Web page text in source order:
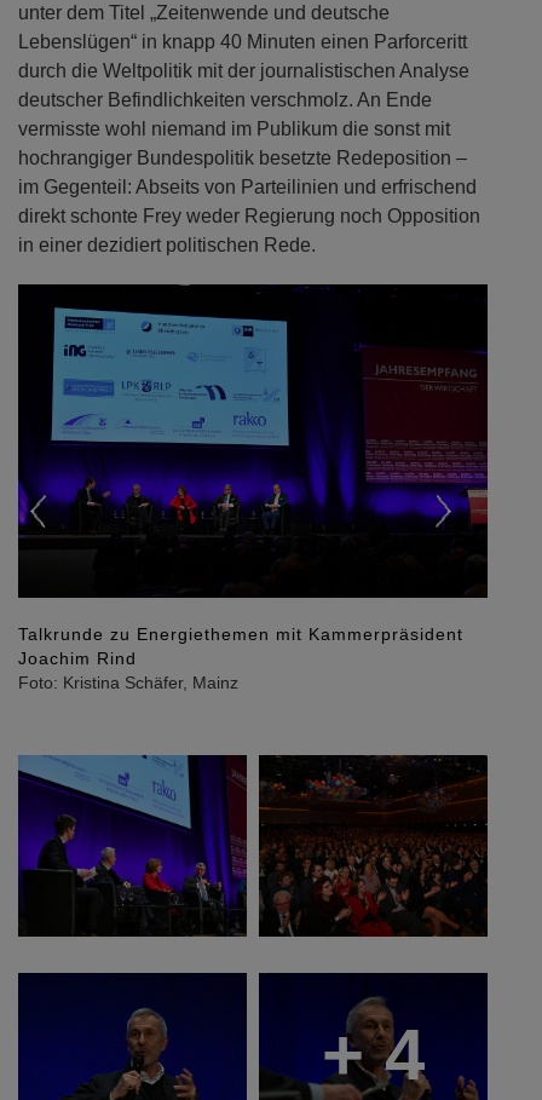
unter dem Titel „Zeitenwende und deutsche
Lebenslügen“ in knapp 40 Minuten einen Parforceritt
durch die Weltpolitik mit der journalistischen Analyse
deutscher Befindlichkeiten verschmolz. An Ende
vermisste wohl niemand im Publikum die sonst mit
hochrangiger Bundespolitik besetzte Redeposition –
im Gegenteil: Abseits von Parteilinien und erfrischend
direkt schonte Frey weder Regierung noch Opposition
in einer dezidiert politischen Rede.
Mit Joachim Rind diskutierten Ministerpräsidentin
Malu Dreyer, IHK-Präsident Peter Hähner und der
Präsident der Landesärztekammer Dr. Günther
übernommen.
Foto: Kristina Schäfer, Mainz
Next